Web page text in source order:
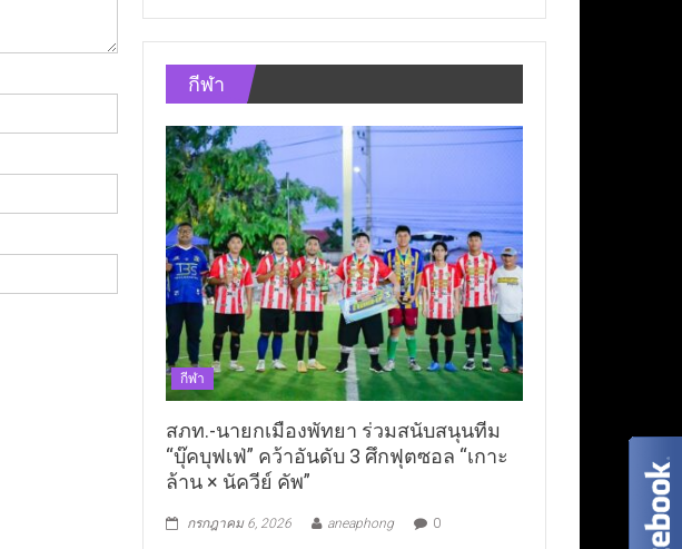
กีฬา
กีฬา
สภท.-นายกเมืองพัทยา ร่วมสนับสนุนทีม
“บุ๊คบุฟเฟ่” คว้าอันดับ 3 ศึกฟุตซอล “เกาะ
ล้าน × นัควีย์ คัพ”
กรกฎาคม 6, 2026 aneaphong 0